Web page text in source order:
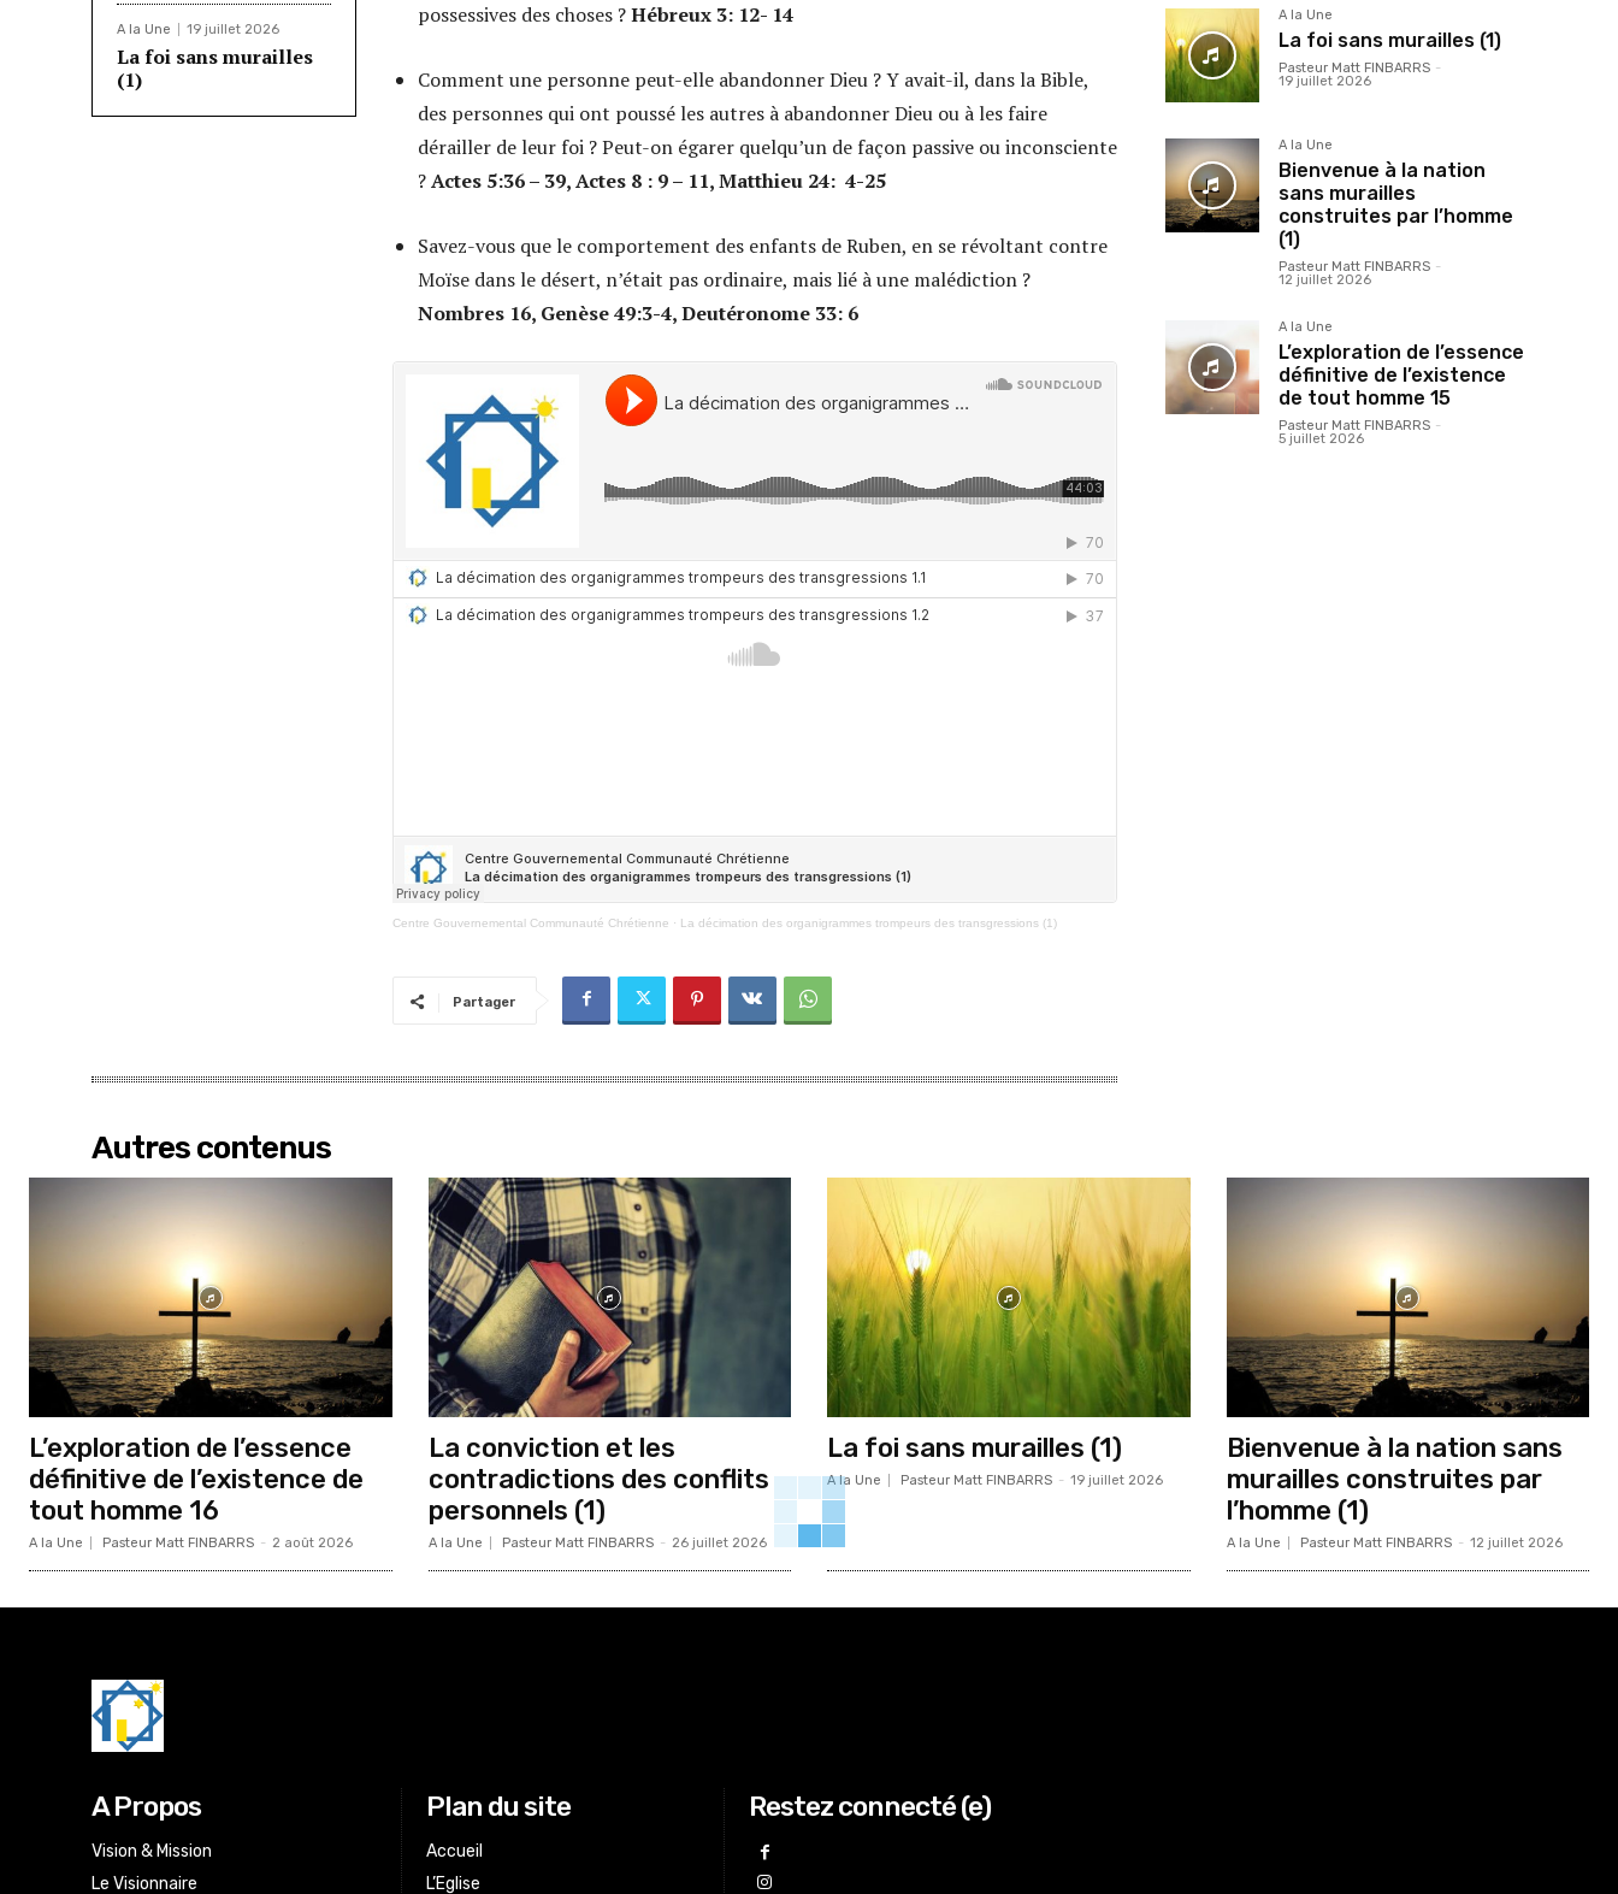
A la Une 19 juillet 2026
La foi sans murailles
(1)
possessives des choses ?Hébreux 3: 12- 14
Comment une personne peut-elle abandonner Dieu ? Y avait-il, dans la Bible,
des personnes qui ont poussé les autres à abandonner Dieu ou à les faire
dérailler de leur foi ? Peut-on égarer quelqu’un de façon passive ou inconsciente
?Actes 5:36 – 39, Actes 8 : 9 – 11, Matthieu 24: 4-25
Savez-vous que le comportement des enfants de Ruben, en se révoltant contre
Moïse dans le désert, n’était pas ordinaire, mais lié à une malédiction ?
Nombres 16, Genèse 49:3-4, Deutéronome 33: 6
Centre Gouvernemental Communauté Chrétienne · La décimation des organigrammes trompeurs des transgressions (1)
Partager
A la Une
La foi sans murailles (1)
Pasteur Matt FINBARRS -
19 juillet 2026
A la Une
Bienvenue à la nation
sans murailles
construites par l’homme
(1)
Pasteur Matt FINBARRS -
12 juillet 2026
A la Une
L’exploration de l’essence
définitive de l’existence
de tout homme 15
Pasteur Matt FINBARRS -
5 juillet 2026
Autres contenus
L’exploration de l’essence
définitive de l’existence de
tout homme 16
A la Une Pasteur Matt FINBARRS - 2 août 2026
La conviction et les
contradictions des conflits
personnels (1)
A la Une Pasteur Matt FINBARRS - 26 juillet 2026
La foi sans murailles (1)
A la Une Pasteur Matt FINBARRS - 19 juillet 2026
Bienvenue à la nation sans
murailles construites par
l’homme (1)
A la Une Pasteur Matt FINBARRS - 12 juillet 2026
A Propos
Vision & Mission
Le Visionnaire
Plan du site
Accueil
L’Eglise
Restez connecté (e)